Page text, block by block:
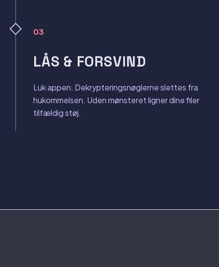
03
LÅS & FORSVIND
Luk appen. Dekrypteringsnøglerne slettes fra
hukommelsen. Uden mønsteret ligner dine filer
tilfældig støj.